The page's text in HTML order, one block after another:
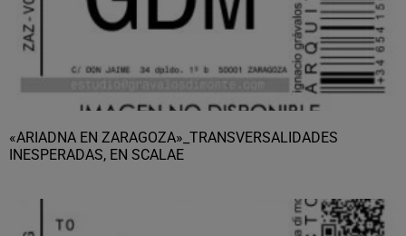
«ARIADNA EN ZARAGOZA»_TRANSVERSALIDADES
INESPERADAS, EN SCALAE